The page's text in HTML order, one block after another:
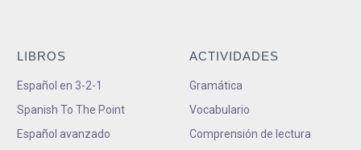
LIBROS
Español en 3-2-1
Spanish To The Point
Español avanzado
ACTIVIDADES
Gramática
Vocabulario
Comprensión de lectura